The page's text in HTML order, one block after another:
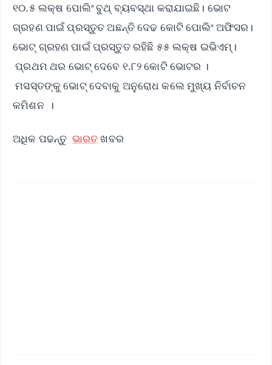
୧୦.୫ ଲକ୍ଷ ପୋଲିଂ ବୁଥ୍‌ ବ୍ୟବସ୍ଥା କରାଯାଇଛି। ଭୋଟ
ଗ୍ରହଣ ପାଇଁ ପ୍ରସ୍ତୁତ ଅଛନ୍ତି ଦେଢ କୋଟି ପୋଲିଂ ଅଫିସର।
ଭୋଟ୍‌ ଗ୍ରହଣ ପାଇଁ ପ୍ରସ୍ତୁତ ରହିଛି ୫୫ ଲକ୍ଷ ଇଭିଏମ୍‌।
ପ୍ରଥମ ଥର ଭୋଟ୍‌ ଦେବେ ୧.୮୨ କୋଟି ଭୋଟର ।
ମସସ୍ତଙ୍କୁ ଭୋଟ୍‌ ଦେବାକୁ ଅନୁରୋଧ କଲେ ମୁଖ୍ୟ ନିର୍ବାଚନ
କମିଶନ ।
ଅଧିକ ପଢନ୍ତୁ ଭାରତଖବର